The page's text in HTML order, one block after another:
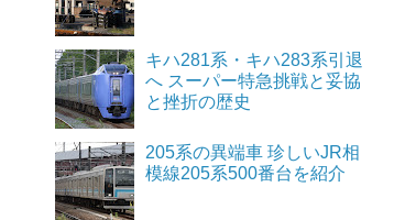
キハ281系・キハ283系引退
へ スーパー特急挑戦と妥協
と挫折の歴史
205系の異端車 珍しいJR相
模線205系500番台を紹介